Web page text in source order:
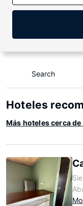
Search
Hoteles
Más hoteles cerca